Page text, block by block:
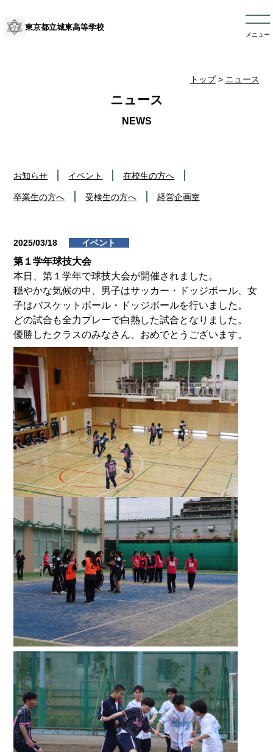
東京都立城東高等学校
メニュー
トップ> ニュース
ニュース
お知らせ イベント 在校生の方へ
卒業生の方へ 受検生の方へ 経営企画室
2025/03/18 イベント
第１学年球技大会
本日、第１学年で球技大会が開催されました。
穏やかな気候の中、男子はサッカー・ドッジボール、女
子はバスケットボール・ドッジボールを行いました。
どの試合も全力プレーで白熱した試合となりました。
優勝したクラスのみなさん、おめでとうございます。